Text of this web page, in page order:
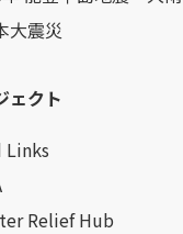
大震災
ェクト
Links
Relief Hub